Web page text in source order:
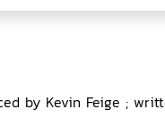
by Kevin Feige ;